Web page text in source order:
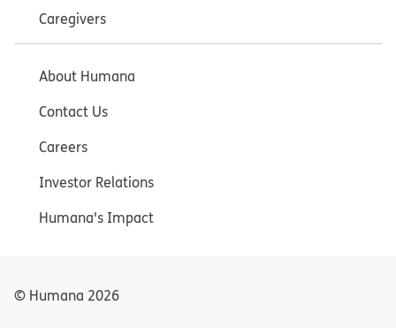
Caregivers
About Humana
Contact Us
Careers
Investor Relations
Humana's Impact
© Humana 2026